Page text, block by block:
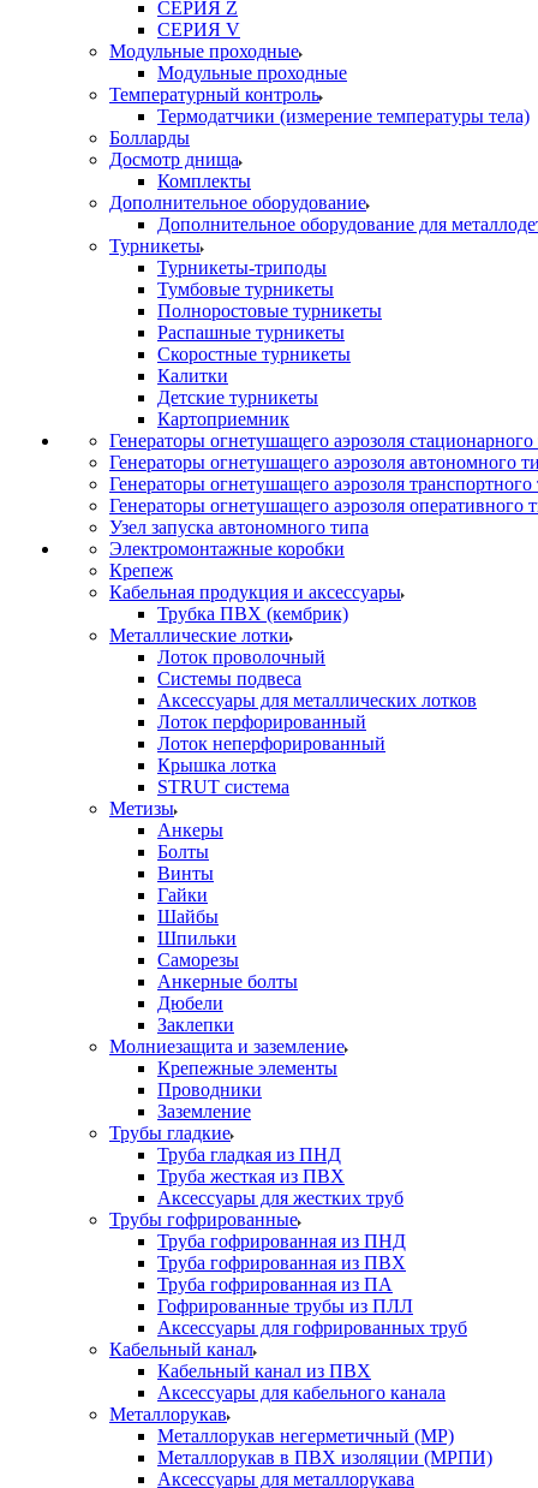
СЕРИЯ Z
СЕРИЯ V
Модульные проходные
Модульные проходные
Температурный контроль
Термодатчики (измерение температуры тела)
Болларды
Досмотр днища
Комплекты
Дополнительное оборудование
Дополнительное оборудование для
Турникеты
Турникеты-триподы
Тумбовые турникеты
Полноростовые турникеты
Распашные турникеты
Скоростные турникеты
Калитки
Детские турникеты
Картоприемник
Генераторы огнетушащего аэрозоля стационарного
Генераторы огнетушащего аэрозоля автономного
Генераторы огнетушащего аэрозоля транспортного
Генераторы огнетушащего аэрозоля оперативного
Узел запуска автономного типа
Электромонтажные коробки
Крепеж
Кабельная продукция и аксессуары
Трубка ПВХ (кембрик)
Металлические лотки
Лоток проволочный
Системы подвеса
Аксессуары для металлических лотков
Лоток перфорированный
Лоток неперфорированный
Крышка лотка
STRUT система
Метизы
Анкеры
Болты
Винты
Гайки
Шайбы
Шпильки
Саморезы
Анкерные болты
Дюбели
Заклепки
Молниезащита и заземление
Крепежные элементы
Проводники
Заземление
Трубы гладкие
Труба гладкая из ПНД
Труба жесткая из ПВХ
Аксессуары для жестких труб
Трубы гофрированные
Труба гофрированная из ПНД
Труба гофрированная из ПВХ
Труба гофрированная из ПА
Гофрированные трубы из ПЛЛ
Аксессуары для гофрированных труб
Кабельный канал
Кабельный канал из ПВХ
Аксессуары для кабельного канала
Металлорукав
Металлорукав негерметичный (МР)
Металлорукав в ПВХ изоляции (МРПИ)
Аксессуары для металлорукава